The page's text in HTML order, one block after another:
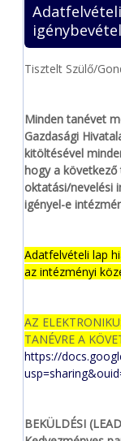
Tisztelt Szülő/
Minden tanévet
Gazdasági
kitöltésével
hogy a
oktatási/nevelési
igényel-e
Adatfelvételi lap
az intézményi
AZ
TANÉVRE A
https://
BEKÜLDÉSI